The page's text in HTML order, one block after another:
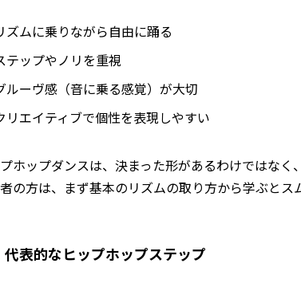
ズムに乗りながら自由に踊る
テップやノリを重視
ルーヴ感（音に乗る感覚）が大切
リエイティブで個性を表現しやすい
ホップダンスは、決まった形があるわけではなく
の方は、まず基本のリズムの取り方から学ぶとス
代表的なヒップホップステップ